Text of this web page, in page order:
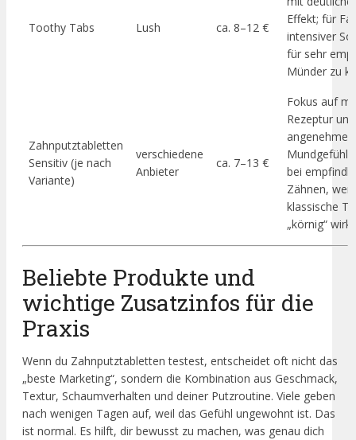
Toothy Tabs Lush ca. 8–12 €
Effekt; für
intensiver
für sehr
Münder zu
Zahnputztabletten
Sensitiv (je nach
Variante)
verschiedene
Anbieter
ca. 7–13 €
Fokus auf
Rezeptur und
Mundgefühl;
bei
Zähnen,
klassische
„körnig“
Beliebte Produkte und
wichtige Zusatzinfos für die
Praxis
Wenn du Zahnputztabletten testest, entscheidet oft nicht das
„beste Marketing“, sondern die Kombination aus Geschmack,
Textur, Schaumverhalten und deiner Putzroutine. Viele geben
nach wenigen Tagen auf, weil das Gefühl ungewohnt ist. Das
ist normal. Es hilft, dir bewusst zu machen, was genau dich